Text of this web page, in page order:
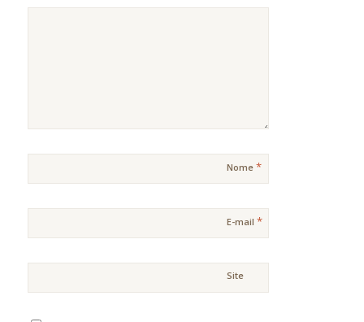
Nome *
E-mail *
Site